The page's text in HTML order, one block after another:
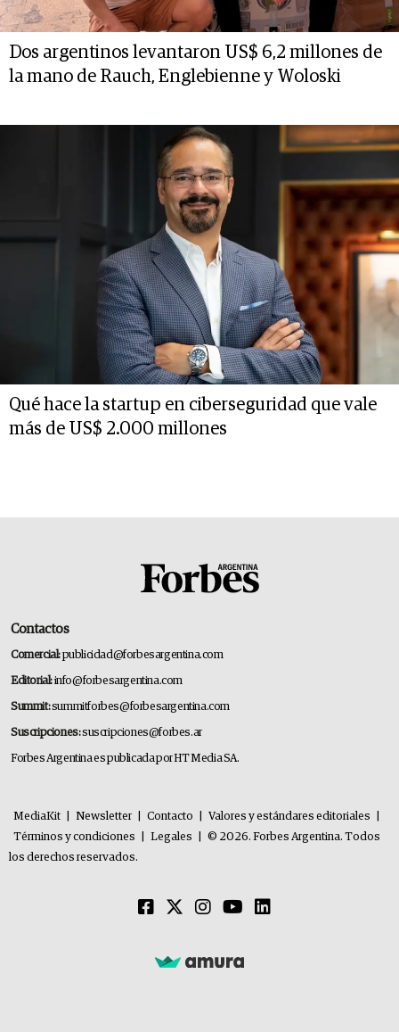
Dos argentinos levantaron US$ 6,2 millones de
la mano de Rauch, Englebienne y Woloski
Qué hace la startup en ciberseguridad que vale
más de US$ 2.000 millones
Contactos
Comercial:publicidad@forbesargentina.com
Editorial:info@forbesargentina.com
Summit:summitforbes@forbesargentina.com
Suscripciones:suscripciones@forbes.ar
Forbes Argentina es publicada por HT Media SA.
MediaKit Newsletter Contacto Valores y estándares editoriales
Términos y condiciones
Legales
© 2026. Forbes Argentina. Todos
los derechos reservados.